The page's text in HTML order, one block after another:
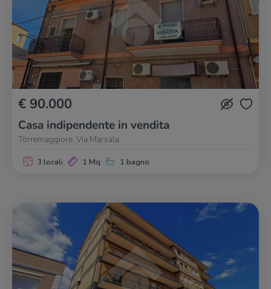
€ 90.000
Casa indipendente in vendita
Torremaggiore, Via Marsala
3 locali 1 Mq 1 bagno